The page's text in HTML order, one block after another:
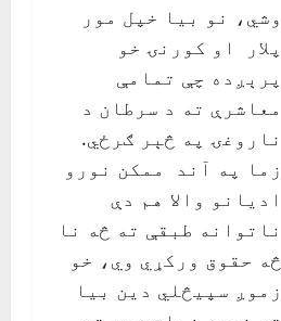
وشي، نو بيا خپل مور
پلار او کورنۍ خو
پرېږده چې تمامې
معاشرې ته د سرطان د
ناروغۍ په څېر ګرځي.
زما په آند ممکن نورو
اديانو والا هم دې
ناتوانه طبقې ته څه نا
څه حقوق ورکړي وي، خو
زموږ سپيڅلي دين بيا